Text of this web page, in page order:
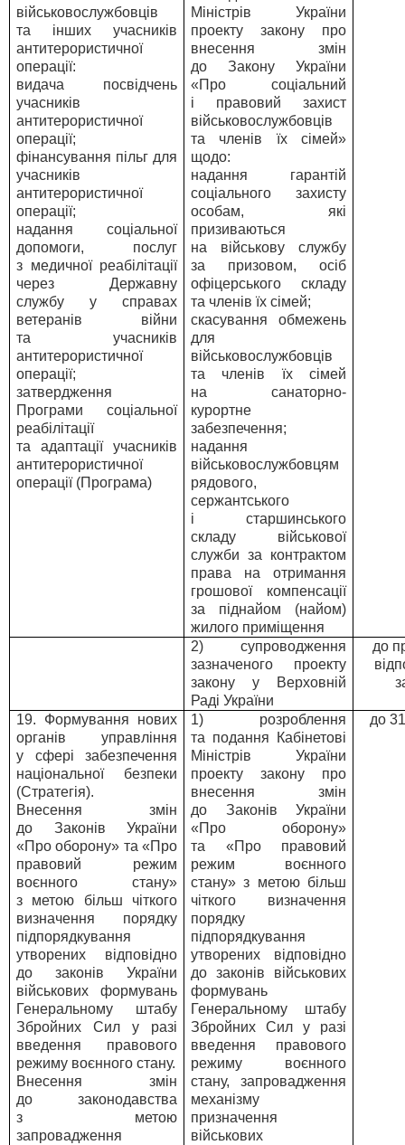
військовослужбовців
та інших учасників
антитерористичної
операції:
видача посвідчень
учасників
антитерористичної
операції;
фінансування пільг для
учасників
антитерористичної
операції;
надання соціальної
допомоги, послуг
з медичної реабілітації
через Державну
службу у справах
ветеранів війни
та учасників
антитерористичної
операції;
затвердження
Програми соціальної
реабілітації
та адаптації учасників
антитерористичної
операції (Програма)
Міністрів України
проекту закону про
внесення змін
до Закону України
«Про соціальний
і правовий захист
військовослужбовців
та членів їх сімей»
щодо:
надання гарантій
соціального захисту
особам, які
призиваються
на військову службу
за призовом, осіб
офіцерського складу
та членів їх сімей;
скасування обмежень
для
військовослужбовців
та членів їх сімей
на санаторно-
курортне
забезпечення;
надання
військовослужбовцям
рядового,
сержантського
і старшинського
складу військової
служби за контрактом
права на отримання
грошової компенсації
за піднайом (найом)
жилого приміщення
2) супроводження
зазначеного проекту
закону у Верховній
Раді України
до
19. Формування нових
органів управління
у сфері забезпечення
національної безпеки
(Стратегія).
Внесення змін
до Законів України
«Про оборону» та «Про
правовий режим
воєнного стану»
з метою більш чіткого
визначення порядку
підпорядкування
утворених відповідно
до законів України
військових формувань
Генеральному штабу
Збройних Сил у разі
введення правового
режиму воєнного стану.
Внесення змін
до законодавства
з метою
запровадження
1) розроблення
та подання Кабінетові
Міністрів України
проекту закону про
внесення змін
до Законів України
«Про оборону»
та «Про правовий
режим воєнного
стану» з метою більш
чіткого визначення
порядку
підпорядкування
утворених відповідно
до законів військових
формувань
Генеральному штабу
Збройних Сил у разі
введення правового
режиму воєнного
стану, запровадження
механізму
призначення
військових
до